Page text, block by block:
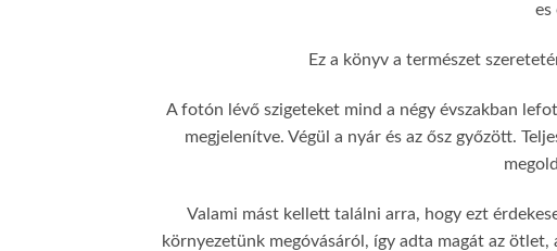
es
Ez a könyv a természet
A fotón lévő szigeteket mind a négy évszakban
megjelenítve. Végül a nyár és az ősz győzött.
Valami mást kellett találni arra, hogy ezt
környezetünk megóvásáról, így adta magát az